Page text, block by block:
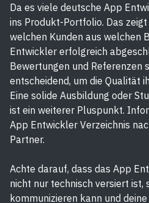
Da es viele deutsche App
ins Produkt-Portfolio. Das
welchen Kunden aus welchen
Entwickler erfolgreich
Bewertungen und Referenzen
entscheidend, um die Qualität
Eine solide Ausbildung oder
ist ein weiterer Pluspunkt.
App Entwickler Verzeichnis
Partner.
Achte darauf, dass das App
nicht nur technisch versiert ist,
kommunizieren kann und